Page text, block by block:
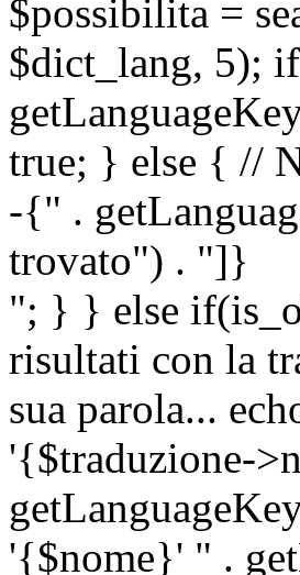
$possibilita =
$dict_lang, 5);
true; } else { //
-{" .
trovato") . "]}
"; } } else
risultati con la
sua parola...
'{$traduzione-
'{$nome}' " .